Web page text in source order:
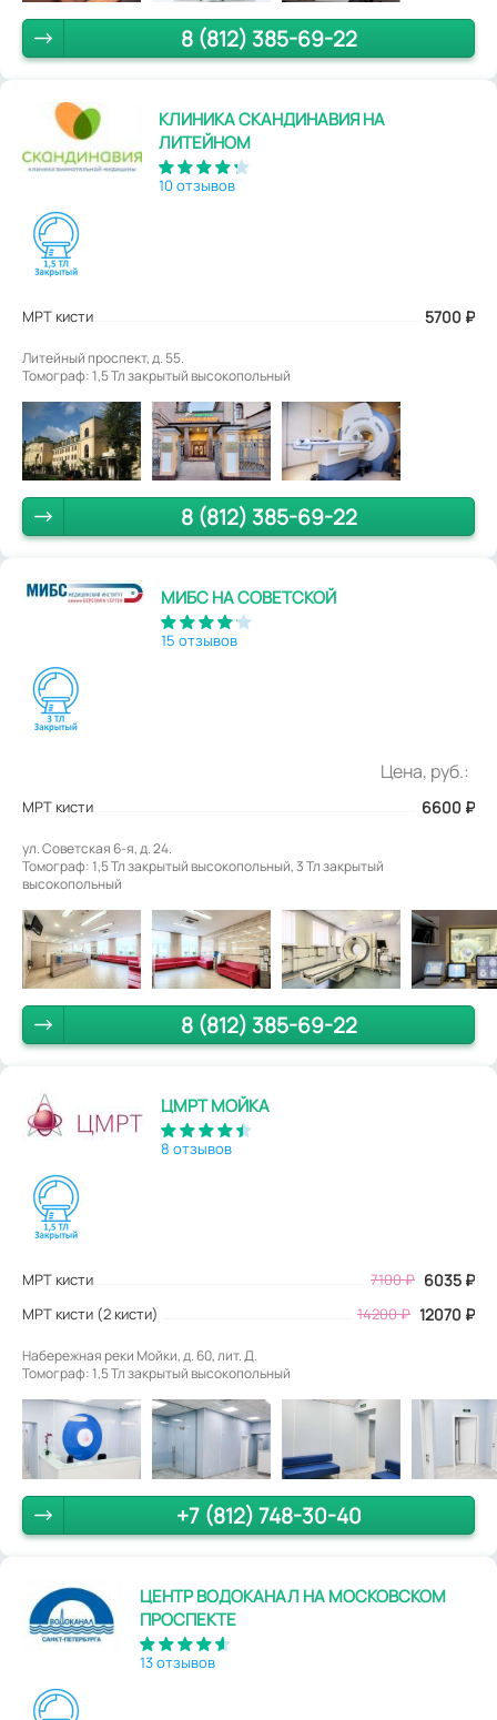
8 (812) 385-69-22
КЛИНИКА СКАНДИНАВИЯ НА
ЛИТЕЙНОМ
10 отзывов
МРТ кисти 5700 ₽
Литейный проспект, д. 55.
Томограф: 1,5 Тл закрытый высокопольный
8 (812) 385-69-22
МИБС НА СОВЕТСКОЙ
15 отзывов
Цена, руб.:
МРТ кисти 6600 ₽
ул. Советская 6-я, д. 24.
Томограф: 1,5 Тл закрытый высокопольный, 3 Тл закрытый
высокопольный
8 (812) 385-69-22
ЦМРТ МОЙКА
8 отзывов
МРТ кисти 7100₽ 6035 ₽
МРТ кисти (2 кисти) 14200 ₽ 12070 ₽
Набережная реки Мойки, д. 60, лит. Д.
Томограф: 1,5 Тл закрытый высокопольный
+7 (812) 748-30-40
ЦЕНТР ВОДОКАНАЛ НА МОСКОВСКОМ
ПРОСПЕКТЕ
13 отзывов